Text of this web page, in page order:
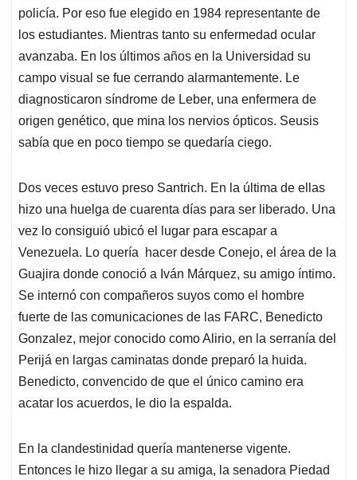
policía. Por eso fue elegido en 1984 representante de
los estudiantes. Mientras tanto su enfermedad ocular
avanzaba. En los últimos años en la Universidad su
campo visual se fue cerrando alarmantemente. Le
diagnosticaron síndrome de Leber, una enfermera de
origen genético, que mina los nervios ópticos. Seusis
sabía que en poco tiempo se quedaría ciego.
Dos veces estuvo preso Santrich. En la última de ellas
hizo una huelga de cuarenta días para ser liberado. Una
vez lo consiguió ubicó el lugar para escapar a
Venezuela. Lo quería hacer desde Conejo, el área de la
Guajira donde conoció a Iván Márquez, su amigo íntimo.
Se internó con compañeros suyos como el hombre
fuerte de las comunicaciones de las FARC, Benedicto
Gonzalez, mejor conocido como Alirio, en la serranía del
Perijá en largas caminatas donde preparó la huida.
Benedicto, convencido de que el único camino era
acatar los acuerdos, le dio la espalda.
En la clandestinidad quería mantenerse vigente.
Entonces le hizo llegar a su amiga, la senadora Piedad